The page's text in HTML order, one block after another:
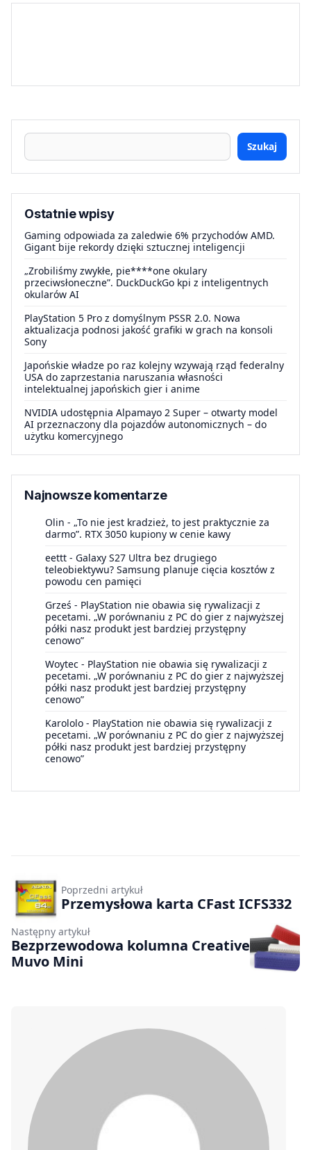
Szukaj
Ostatnie wpisy
Gaming odpowiada za zaledwie 6% przychodów AMD.
Gigant bije rekordy dzięki sztucznej inteligencji
„Zrobiliśmy zwykłe, pie****one okulary
przeciwsłoneczne”. DuckDuckGo kpi z inteligentnych
okularów AI
PlayStation 5 Pro z domyślnym PSSR 2.0. Nowa
aktualizacja podnosi jakość grafiki w grach na konsoli
Sony
Japońskie władze po raz kolejny wzywają rząd federalny
USA do zaprzestania naruszania własności
intelektualnej japońskich gier i anime
NVIDIA udostępnia Alpamayo 2 Super – otwarty model
AI przeznaczony dla pojazdów autonomicznych – do
użytku komercyjnego
Najnowsze komentarze
Olin - „To nie jest kradzież, to jest praktycznie za
darmo”. RTX 3050 kupiony w cenie kawy
eettt - Galaxy S27 Ultra bez drugiego
teleobiektywu? Samsung planuje cięcia kosztów z
powodu cen pamięci
Grześ - PlayStation nie obawia się rywalizacji z
pecetami. „W porównaniu z PC do gier z najwyższej
półki nasz produkt jest bardziej przystępny
cenowo”
Woytec - PlayStation nie obawia się rywalizacji z
pecetami. „W porównaniu z PC do gier z najwyższej
półki nasz produkt jest bardziej przystępny
cenowo”
Karololo - PlayStation nie obawia się rywalizacji z
pecetami. „W porównaniu z PC do gier z najwyższej
półki nasz produkt jest bardziej przystępny
cenowo”
Poprzedni artykuł
Przemysłowa karta CFast ICFS332
Następny artykuł
Bezprzewodowa kolumna Creative
Muvo Mini